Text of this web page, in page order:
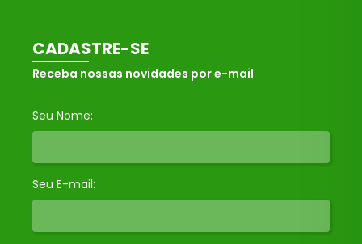
CADASTRE-SE
Receba nossas novidades por e-mail
Seu Nome:
Seu E-mail: